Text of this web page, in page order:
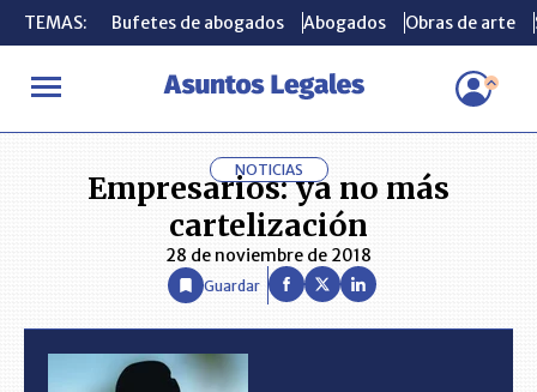
TEMAS: Bufetes de abogados Abogados Obras de arte
INICIO ANÁLISIS Empresarios: ya no más cartelización
TEMAS: Bufetes de abogados Abogados Obras de arte
NOTICIAS
Empresarios: ya no más
cartelización
28 de noviembre de 2018
Guardar